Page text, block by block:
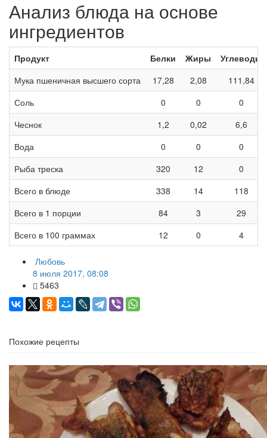
Анализ блюда на основе
ингредиентов
Продукт Белки Жиры
Углеводы
Мука пшеничная высшего сорта
17,28 2,08
111,84
Соль
0 0
0
Чеснок
1,2 0,02
6,6
Вода
0 0
0
Рыба треска
320 12
0
Всего в блюде
338 14
118
Всего в 1 порции
84 3
29
Всего в 100 граммах
12 0 4
Любовь
8 июля 2017, 08:08
5463
Похожие рецепты